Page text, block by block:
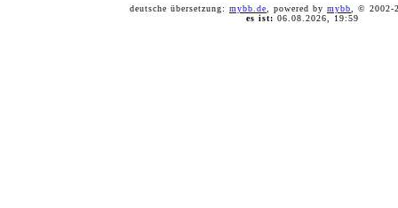
deutsche übersetzung: mybb.de , powered by mybb , ©
es ist: 06.08.2026, 19:59